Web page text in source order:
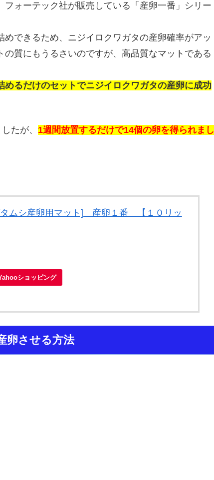
ォーテック社が販売している「産卵一番」シリー
できるため、ニジイロクワガタの産卵確率がアッ
質にもうるさいのですが、高品質なマットである
めるだけのセットでニジイロクワガタの産卵に成功
たが、 1週間放置するだけで14個の卵を得られまし
タムシ産卵用マット] 産卵１番 【１０リッ
ショッピング
卵させる方法